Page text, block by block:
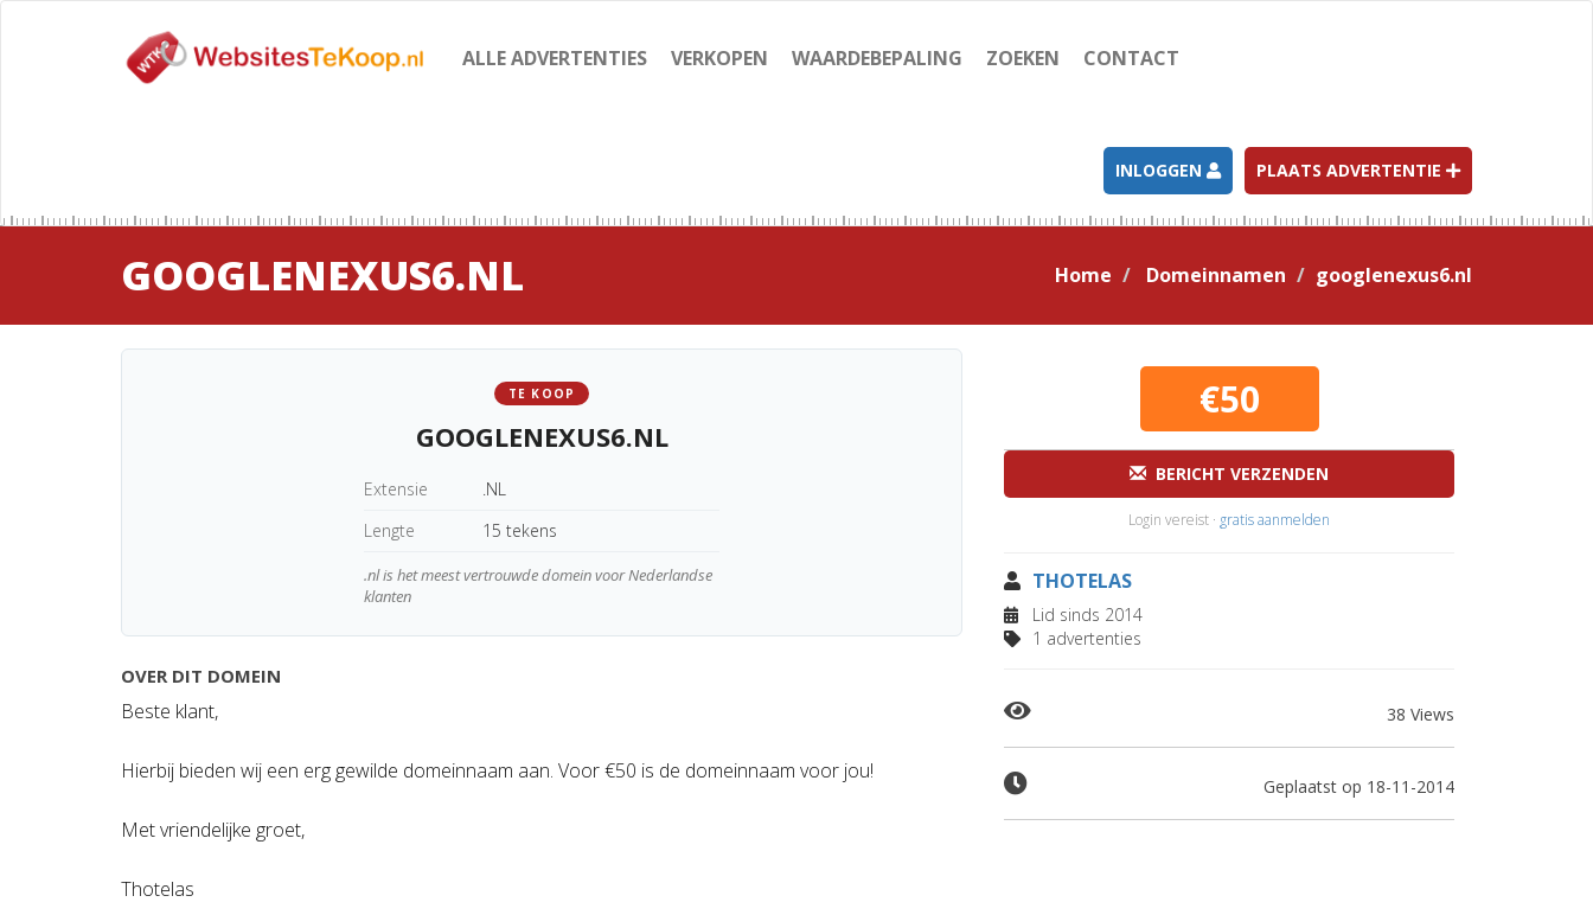
ALLE ADVERTENTIES VERKOPEN WAARDEBEPALING ZOEKEN CONTACT
INLOGGEN PLAATS ADVERTENTIE
GOOGLENEXUS6.NL Home Domeinnamen googlenexus6.nl
TE KOOP
GOOGLENEXUS6.NL
Extensie
.NL
Lengte
15 tekens
.nl is het meest vertrouwde domein voor Nederlandse
klanten
OVER DIT DOMEIN
Beste klant,
Hierbij bieden wij een erg gewilde domeinnaam aan. Voor €50 is de domeinnaam voor jou!
Met vriendelijke groet,
Thotelas
€50
BERICHT VERZENDEN
Login vereist · gratis aanmelden
THOTELAS
Lid sinds 2014
1 advertenties
38 Views
Geplaatst op 18-11-2014